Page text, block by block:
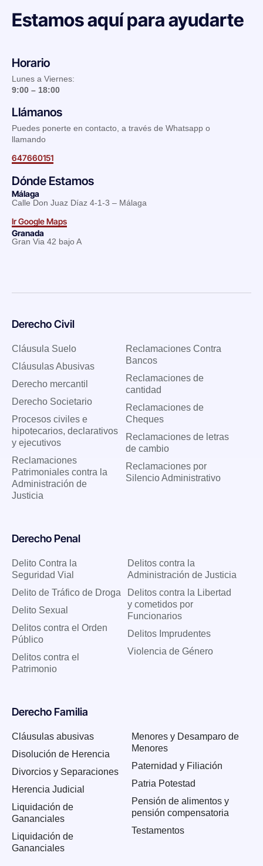
Estamos aquí para ayudarte
Horario
Lunes a Viernes:
9:00 – 18:00
Llámanos
Puedes ponerte en contacto, a través de Whatsapp o
llamando
647660151
Dónde Estamos
Málaga
Calle Don Juaz Díaz 4-1-3 – Málaga
Ir Google Maps
Granada
Gran Via 42 bajo A
Derecho Civil
Cláusula Suelo
Cláusulas Abusivas
Derecho mercantil
Derecho Societario
Procesos civiles e
hipotecarios, declarativos
y ejecutivos
Reclamaciones
Patrimoniales contra la
Administración de
Justicia
Reclamaciones Contra
Bancos
Reclamaciones de
cantidad
Reclamaciones de
Cheques
Reclamaciones de letras
de cambio
Reclamaciones por
Silencio Administrativo
Derecho Penal
Delito Contra la
Seguridad Vial
Delito de Tráfico de Droga
Delito Sexual
Delitos contra el Orden
Público
Delitos contra el
Patrimonio
Delitos contra la
Administración de Justicia
Delitos contra la Libertad
y cometidos por
Funcionarios
Delitos Imprudentes
Violencia de Género
Derecho Familia
Cláusulas abusivas
Disolución de Herencia
Divorcios y Separaciones
Herencia Judicial
Liquidación de
Gananciales
Liquidación de
Gananciales
Menores y Desamparo de
Menores
Paternidad y Filiación
Patria Potestad
Pensión de alimentos y
pensión compensatoria
Testamentos